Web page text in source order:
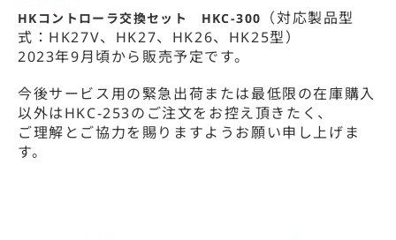
HKコントローラ交換セット HKC-300
（対応製品型
式：HK27V、HK27、HK26、HK25型）
2023年9月頃から販売予定です。
今後サービス用の緊急出荷または最低限の在庫購入
以外はHKC-253のご注文をお控え頂きたく、
ご理解とご協力を賜りますようお願い申し上げま
す。